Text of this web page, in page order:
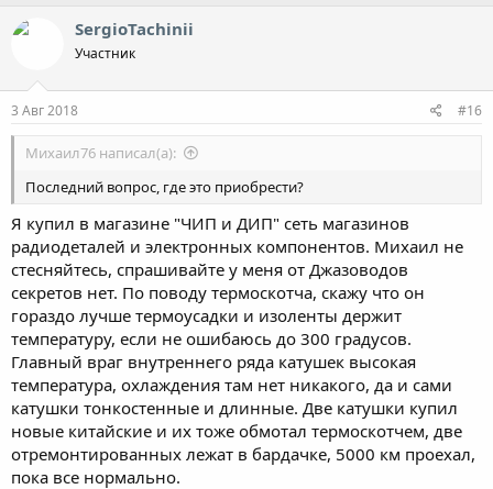
SergioTachinii
Участник
3 Авг 2018 #16
Михаил76 написал(а):
Последний вопрос, где это приобрести?
Я купил в магазине "ЧИП и ДИП" сеть магазинов
радиодеталей и электронных компонентов. Михаил не
стесняйтесь, спрашивайте у меня от Джазоводов
секретов нет. По поводу термоскотча, скажу что он
гораздо лучше термоусадки и изоленты держит
температуру, если не ошибаюсь до 300 градусов.
Главный враг внутреннего ряда катушек высокая
температура, охлаждения там нет никакого, да и сами
катушки тонкостенные и длинные. Две катушки купил
новые китайские и их тоже обмотал термоскотчем, две
отремонтированных лежат в бардачке, 5000 км проехал,
пока все нормально.